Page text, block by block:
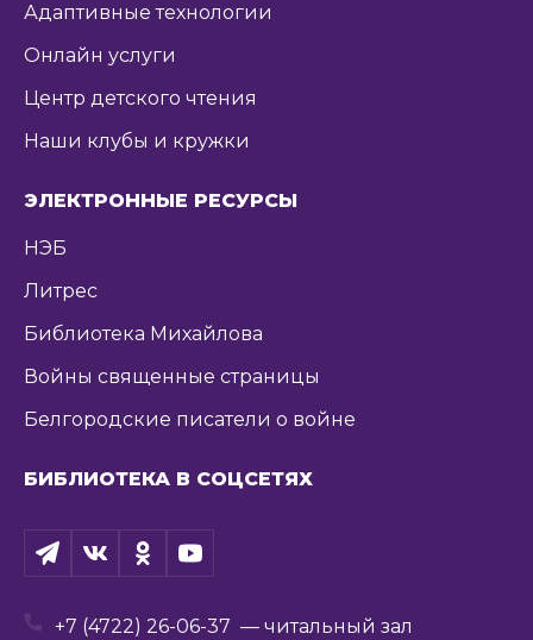
Адаптивные технологии
Онлайн услуги
Центр детского чтения
Наши клубы и кружки
ЭЛЕКТРОННЫЕ РЕСУРСЫ
НЭБ
Литрес
Библиотека Михайлова
Войны священные страницы
Белгородские писатели о войне
БИБЛИОТЕКА В СОЦСЕТЯХ
+7 (4722) 26-06-37 — читальный зал